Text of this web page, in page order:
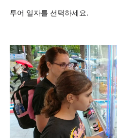
투어 일자를 선택하세요.